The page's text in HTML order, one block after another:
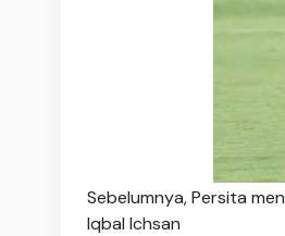
Sebelumnya, Persita
Iqbal Ichsan